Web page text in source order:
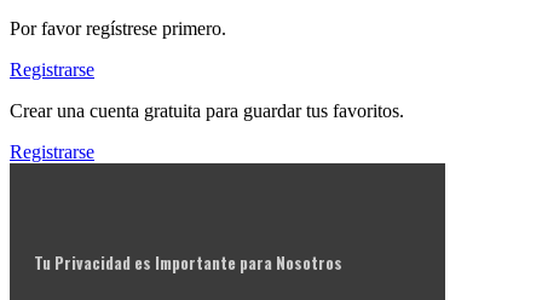
Por favor regístrese primero.
Registrarse
Crear una cuenta gratuita para guardar tus favoritos.
Registrarse
Tu Privacidad es Importante para Nosotros